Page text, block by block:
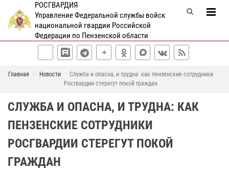
РОСГВАРДИЯ
Управление Федеральной службы войск
национальной гвардии Российской
Федерации по Пензенской области
Главная Новости
Служба и опасна, и трудна: как пензенские сотрудники
Росгвардии стерегут покой граждан
СЛУЖБА И ОПАСНА, И ТРУДНА: КАК
ПЕНЗЕНСКИЕ СОТРУДНИКИ
РОСГВАРДИИ СТЕРЕГУТ ПОКОЙ
ГРАЖДАН